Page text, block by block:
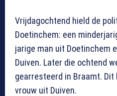
Vrijdagochtend hield de
Doetinchem: een
jarige man uit Doetinchem
Duiven. Later die ochtend
gearresteerd in Braamt.
vrouw uit Duiven.